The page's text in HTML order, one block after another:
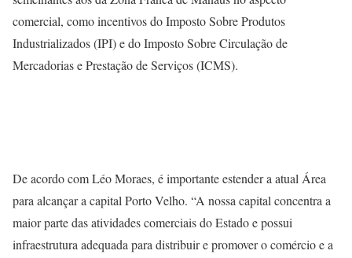
comercial, como incentivos do Imposto Sobre Produtos
Industrializados (IPI) e do Imposto Sobre Circulação de
Mercadorias e Prestação de Serviços (ICMS).
De acordo com Léo Moraes, é importante estender a atual Área
para alcançar a capital Porto Velho. “A nossa capital concentra a
maior parte das atividades comerciais do Estado e possui
infraestrutura adequada para distribuir e promover o comércio e a